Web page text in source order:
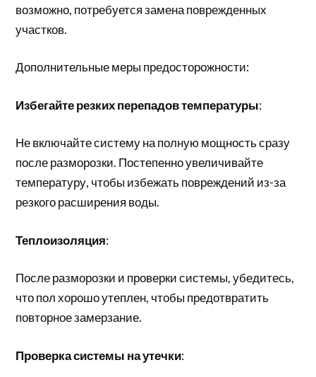
возможно, потребуется замена поврежденных
участков.
Дополнительные меры предосторожности:
Избегайте резких перепадов температуры:
Не включайте систему на полную мощность сразу
после разморозки. Постепенно увеличивайте
температуру, чтобы избежать повреждений из-за
резкого расширения воды.
Теплоизоляция:
После разморозки и проверки системы, убедитесь,
что пол хорошо утеплен, чтобы предотвратить
повторное замерзание.
Проверка системы на утечки: